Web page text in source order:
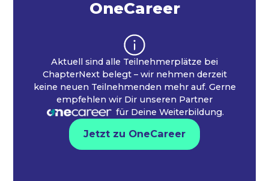
OneCareer
Aktuell sind alle Teilnehmerplätze bei
ChapterNext belegt – wir nehmen derzeit
keine neuen Teilnehmenden mehr auf. Gerne
empfehlen wir Dir unseren Partner
für Deine Weiterbildung.
Jetzt zu OneCareer